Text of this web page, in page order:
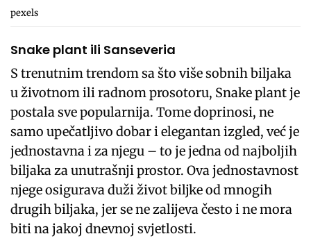
pexels
Snake plant ili Sanseveria
S trenutnim trendom sa što više sobnih biljaka
u životnom ili radnom prosotoru, Snake plant je
postala sve popularnija. Tome doprinosi, ne
samo upečatljivo dobar i elegantan izgled, već je
jednostavna i za njegu – to je jedna od najboljih
biljaka za unutrašnji prostor. Ova jednostavnost
njege osigurava duži život biljke od mnogih
drugih biljaka, jer se ne zalijeva često i ne mora
biti na jakoj dnevnoj svjetlosti.